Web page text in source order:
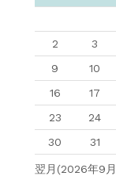
2
3
9
10
16
17
23
24
30
31
翌月(2026年9